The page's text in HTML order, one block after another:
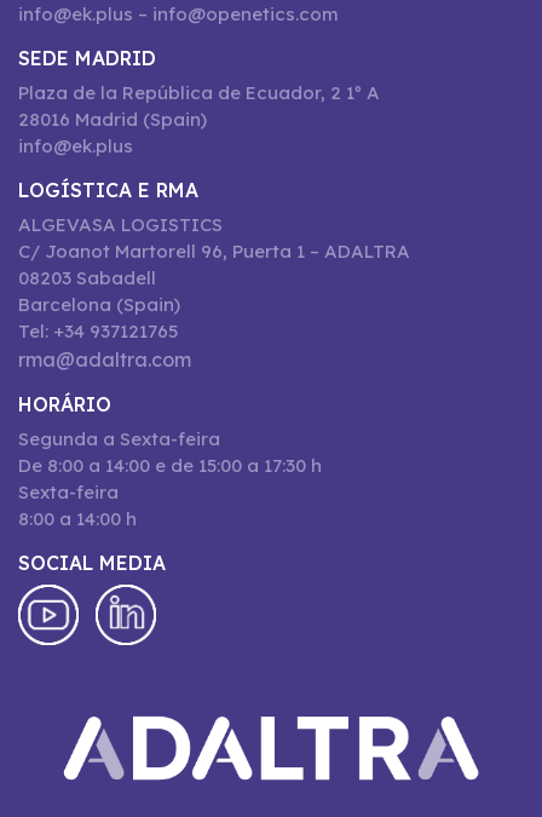
info@ek.plus – info@openetics.com
SEDE MADRID
Plaza de la República de Ecuador, 2 1º A
28016 Madrid (Spain)
info@ek.plus
LOGÍSTICA E RMA
ALGEVASA LOGISTICS
C/ Joanot Martorell 96, Puerta 1 – ADALTRA
08203 Sabadell
Barcelona (Spain)
Tel: +34 937121765
rma@adaltra.com
HORÁRIO
Segunda a Sexta-feira
De 8:00 a 14:00 e de 15:00 a 17:30 h
Sexta-feira
8:00 a 14:00 h
SOCIAL MEDIA